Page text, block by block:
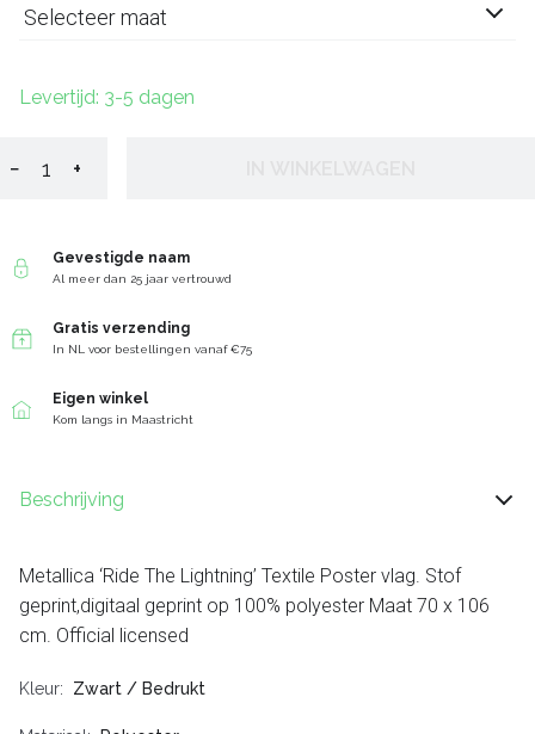
Selecteer maat
Levertijd: 3-5 dagen
− +
Gevestigde naam
Al meer dan 25 jaar vertrouwd
Gratis verzending
In NL voor bestellingen vanaf €75
Eigen winkel
Kom langs in Maastricht
Beschrijving
Metallica ‘Ride The Lightning’ Textile Poster vlag. Stof
geprint,digitaal geprint op 100% polyester Maat 70 x 106
cm. Official licensed
Kleur Zwart / Bedrukt